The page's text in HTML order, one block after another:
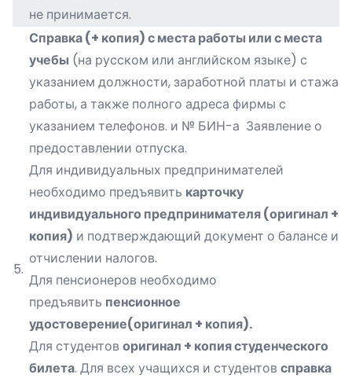
не принимается.
5.
Справка (+ копия) с места работы или с места
учебы (на русском или английском языке) с
указанием должности, заработной платы и стажа
работы, а также полного адреса фирмы с
указанием телефонов. и № БИН-а Заявление о
предоставлении отпуска.
Для индивидуальных предпринимателей
необходимо предъявить карточку
индивидуального предпринимателя (оригинал +
копия) и подтверждающий документ о балансе и
отчислении налогов.
Для пенсионеров необходимо
предъявить пенсионное
удостоверение(оригинал + копия).
Для студентов оригинал + копия студенческого
билета. Для всех учащихся и студентов справка